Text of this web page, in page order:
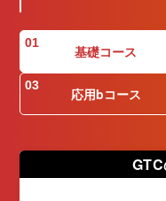
基礎コース
応用bコース